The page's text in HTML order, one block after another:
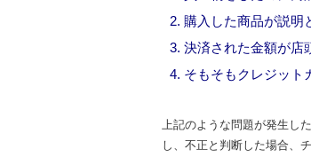
購入した商品が説明
決済された金額が店
そもそもクレジット
上記のような問題が発生し
し、不正と判断した場合、